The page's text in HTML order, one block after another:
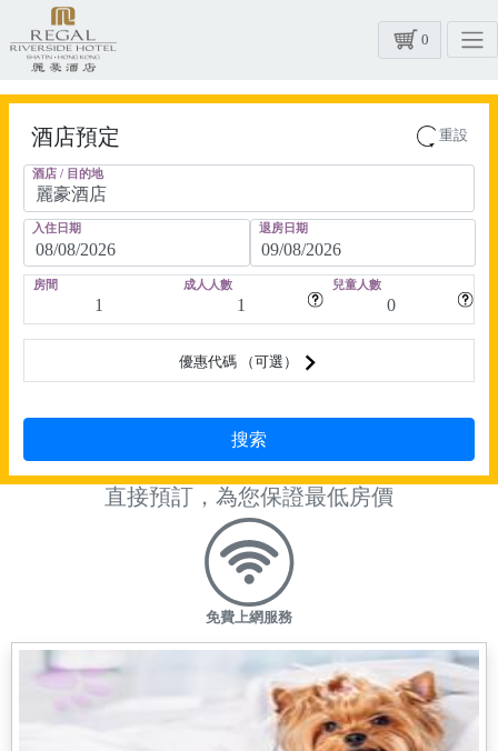
0
酒店預定 重設
酒店 / 目的地
入住日期 退房日期
房間 成人人數 兒童人數
優惠代碼 （可選）
直接預訂，為您保證最低房價
免費上網服務